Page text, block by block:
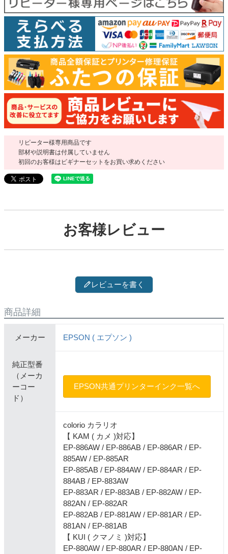
リピーター様専用商品です
部材や説明書は付属していません
初回のお客様はビギナーセットをお買い求めください
お客様レビュー
レビューを書く
商品詳細
メーカー EPSON ( エプソン )
純正型番
（メーカ
ーコー
ド）
EPSON共通プリンターインク一覧へ
colorio カラリオ
【 KAM ( カメ )対応】
EP-886AW / EP-886AB / EP-886AR / EP-
885AW / EP-885AR
EP-885AB / EP-884AW / EP-884AR / EP-
884AB / EP-883AW
EP-883AR / EP-883AB / EP-882AW / EP-
882AN / EP-882AR
EP-882AB / EP-881AW / EP-881AR / EP-
881AN / EP-881AB
【 KUI ( クマノミ )対応】
EP-880AW / EP-880AR / EP-880AN / EP-